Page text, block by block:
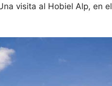
visita al Hobiel Alp, en el